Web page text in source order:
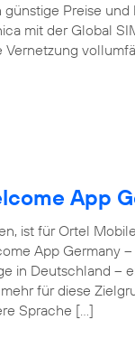
Preise
mit der Global
App
ist für Ortel
App Germany
in Deutschland –
für diese
Sprache […]